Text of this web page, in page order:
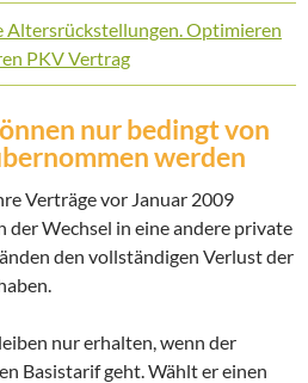
Altersrückstellungen. Optimieren
PKV Vertrag
nur bedingt von
werden
Verträge vor Januar 2009
der Wechsel in eine andere private
den vollständigen Verlust der
nur erhalten, wenn der
Basistarif geht. Wählt er einen